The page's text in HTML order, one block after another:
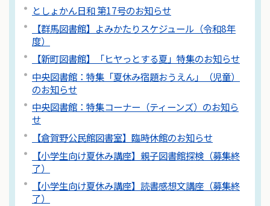
としょかん日和 第17号のお知らせ
【群馬図書館】よみかたりスケジュール（令和8年
度）
【新町図書館】「ヒヤっとする夏」特集のお知らせ
中央図書館：特集「夏休み宿題おうえん」（児童）
のお知らせ
中央図書館：特集コーナー（ティーンズ）のお知ら
せ
【倉賀野公民館図書室】臨時休館のお知らせ
【小学生向け夏休み講座】親子図書館探検（募集終
了）
【小学生向け夏休み講座】読書感想文講座（募集終
了）